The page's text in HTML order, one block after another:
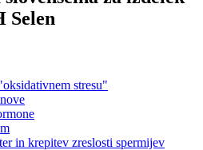
Selen
stresu"
in krepitev zreslosti spermijev